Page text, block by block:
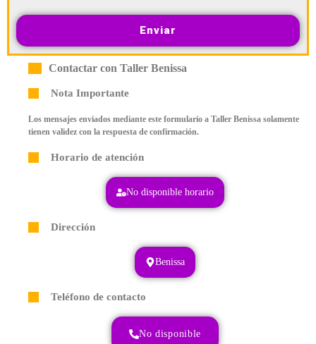
Enviar
Contactar con Taller Benissa
Nota Importante
Los mensajes enviados mediante este formulario a Taller Benissa solamente
tienen validez con la respuesta de confirmación.
Horario de atención
No disponible horario
Dirección
Benissa
Teléfono de contacto
No disponible